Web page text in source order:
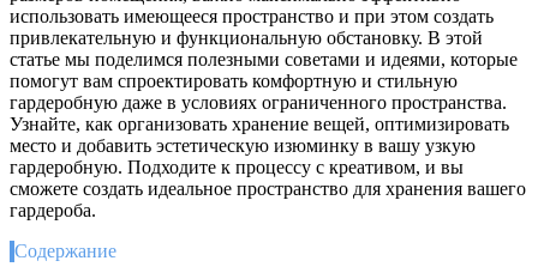
использовать имеющееся пространство и при этом создать
привлекательную и функциональную обстановку. В этой
статье мы поделимся полезными советами и идеями, которые
помогут вам спроектировать комфортную и стильную
гардеробную даже в условиях ограниченного пространства.
Узнайте, как организовать хранение вещей, оптимизировать
место и добавить эстетическую изюминку в вашу узкую
гардеробную. Подходите к процессу с креативом, и вы
сможете создать идеальное пространство для хранения вашего
гардероба.
Содержание